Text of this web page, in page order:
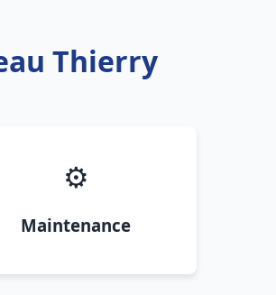
Thierry
⚙️
Maintenance